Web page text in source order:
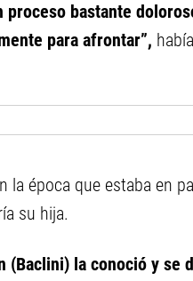
proceso bastante
para afrontar”,
la época que estaba en
su hija.
(Baclini) la conoció y